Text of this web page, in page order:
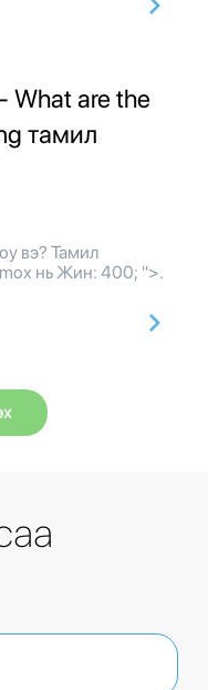
What are the
тамил
вэ? Тамил
нь Жин: 400; ">.